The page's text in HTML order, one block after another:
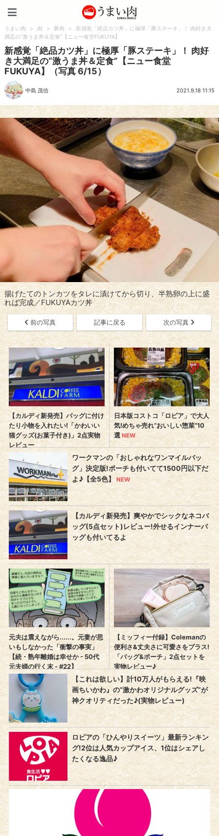
うまい肉 > 肉 > 豚肉 >
新感覚「絶品カツ丼」に極厚「豚ステーキ」！ 肉好き大
満足の“激うま丼＆定食”【ニュー食堂FUKUYA】
新感覚「絶品カツ丼」に極厚「豚ステーキ」！ 肉好
き大満足の“激うま丼＆定食”【ニュー食堂
FUKUYA】（写真 6/15）
中島 茂信 2021.9.18 11:15
揚げたてのトンカツをタレに漬けてから切り、半熟卵の上に盛
れば完成／FUKUYAカツ丼
前の写真 記事に戻る 次の写真